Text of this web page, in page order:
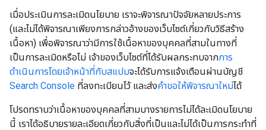
เมื่อประเมินการละเมิดนโยบาย เราจะพิจารณาปัจจัยหลายประการ
(และไม่ได้พิจารณาเพียงการกล่าวอ้างของเว็บไซต์เกี่ยวกับวิธีสร้าง
เนื้อหา) เพื่อพิจารณาว่ามีการใช้เนื้อหาของบุคคลที่สามในทางที่
เป็นการละเมิดหรือไม่ เจ้าของเว็บไซต์ที่ได้รับผลกระทบจากการ
ดำเนินการโดยเจ้าหน้าที่กับสแปมจะได้รับการแจ้งเตือนผ่านบัญชี
Search Console ที่ลงทะเบียนไว้ และส่งคำขอให้พิจารณาใหม่ได้
โปรดทราบว่าเนื้อหาของบุคคลที่สามบางรายการไม่ได้ละเมิดนโยบาย
นี้ เราได้อธิบายรายละเอียดเกี่ยวกับสิ่งที่เป็นและไม่ได้เป็นการกระทำที่